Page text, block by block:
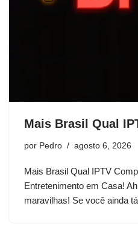
Mais Brasil Qual
por Pedro agosto 6, 2026
Mais Brasil Qual IPTV
Entretenimento em Casa!
maravilhas! Se você ainda